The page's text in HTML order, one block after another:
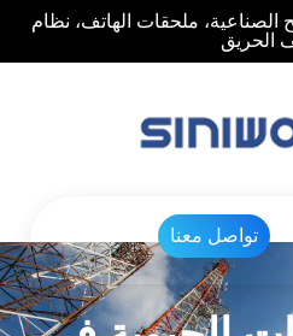
ملحقات الهاتف، نظام
تواصل معنا